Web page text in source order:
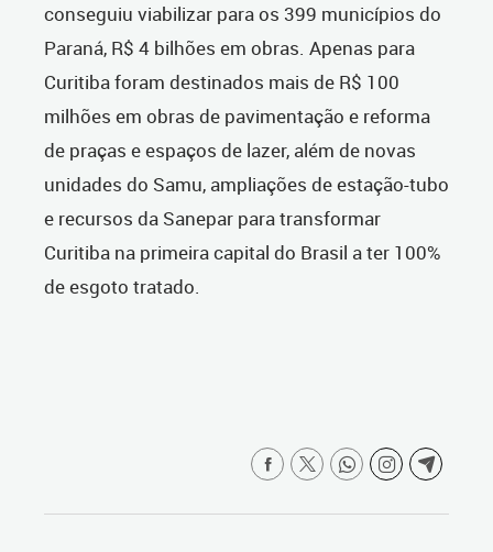
conseguiu viabilizar para os 399 municípios do
Paraná, R$ 4 bilhões em obras. Apenas para
Curitiba foram destinados mais de R$ 100
milhões em obras de pavimentação e reforma
de praças e espaços de lazer, além de novas
unidades do Samu, ampliações de estação-tubo
e recursos da Sanepar para transformar
Curitiba na primeira capital do Brasil a ter 100%
de esgoto tratado.